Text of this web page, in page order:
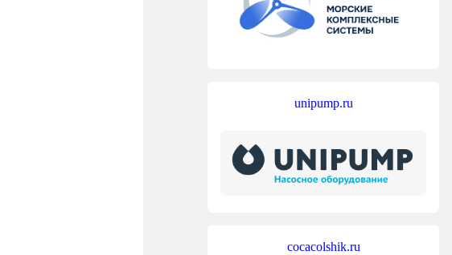
unipump.ru
cocacolshik.ru